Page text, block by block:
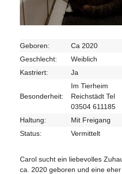
Geboren:
Ca 2020
Geschlecht:
Weiblich
Kastriert:
Ja
Besonderheit:
Im Tierheim
Reichstädt Tel
03504 611185
Haltung:
Mit Freigang
Status:
Vermittelt
Carol sucht ein liebevolles
ca. 2020 geboren und eine